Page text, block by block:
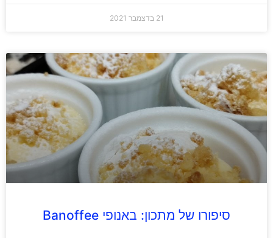
21 בדצמבר 2021
סיפורו של מתכון: באנופי Banoffee